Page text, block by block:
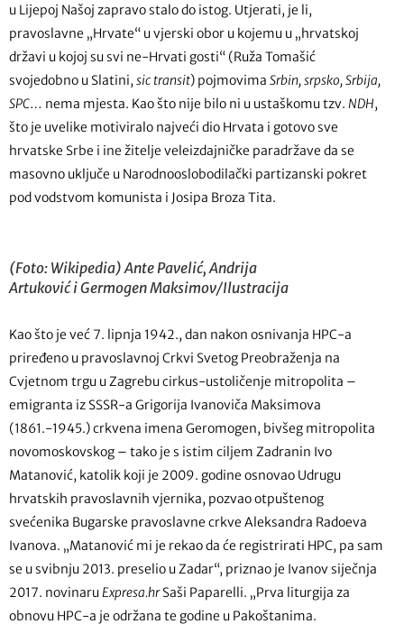
u Lijepoj Našoj zapravo stalo do istog. Utjerati, je li,
pravoslavne „Hrvate“ u vjerski obor u kojemu u „hrvatskoj
državi u kojoj su svi ne-Hrvati gosti“ (Ruža Tomašić
svojedobno u Slatini, sic transit) pojmovima Srbin, srpsko, Srbija,
SPC… nema mjesta. Kao što nije bilo ni u ustaškomu tzv. NDH,
što je uvelike motiviralo najveći dio Hrvata i gotovo sve
hrvatske Srbe i ine žitelje veleizdajničke paradržave da se
masovno uključe u Narodnooslobodilački partizanski pokret
pod vodstvom komunista i Josipa Broza Tita.
(Foto: Wikipedia) Ante Pavelić, Andrija
Artuković i Germogen Maksimov/Ilustracija
Kao što je već 7. lipnja 1942., dan nakon osnivanja HPC-a
priređeno u pravoslavnoj Crkvi Svetog Preobraženja na
Cvjetnom trgu u Zagrebu cirkus-ustoličenje mitropolita –
emigranta iz SSSR-a Grigorija Ivanoviča Maksimova
(1861.-1945.) crkvena imena Geromogen, bivšeg mitropolita
novomoskovskog – tako je s istim ciljem Zadranin Ivo
Matanović, katolik koji je 2009. godine osnovao Udrugu
hrvatskih pravoslavnih vjernika, pozvao otpuštenog
svećenika Bugarske pravoslavne crkve Aleksandra Radoeva
Ivanova. „Matanović mi je rekao da će registrirati HPC, pa sam
se u svibnju 2013. preselio u Zadar“, priznao je Ivanov siječnja
2017. novinaruExpresa.hrSaši Paparelli. „Prva liturgija za
obnovu HPC-a je održana te godine u Pakoštanima.